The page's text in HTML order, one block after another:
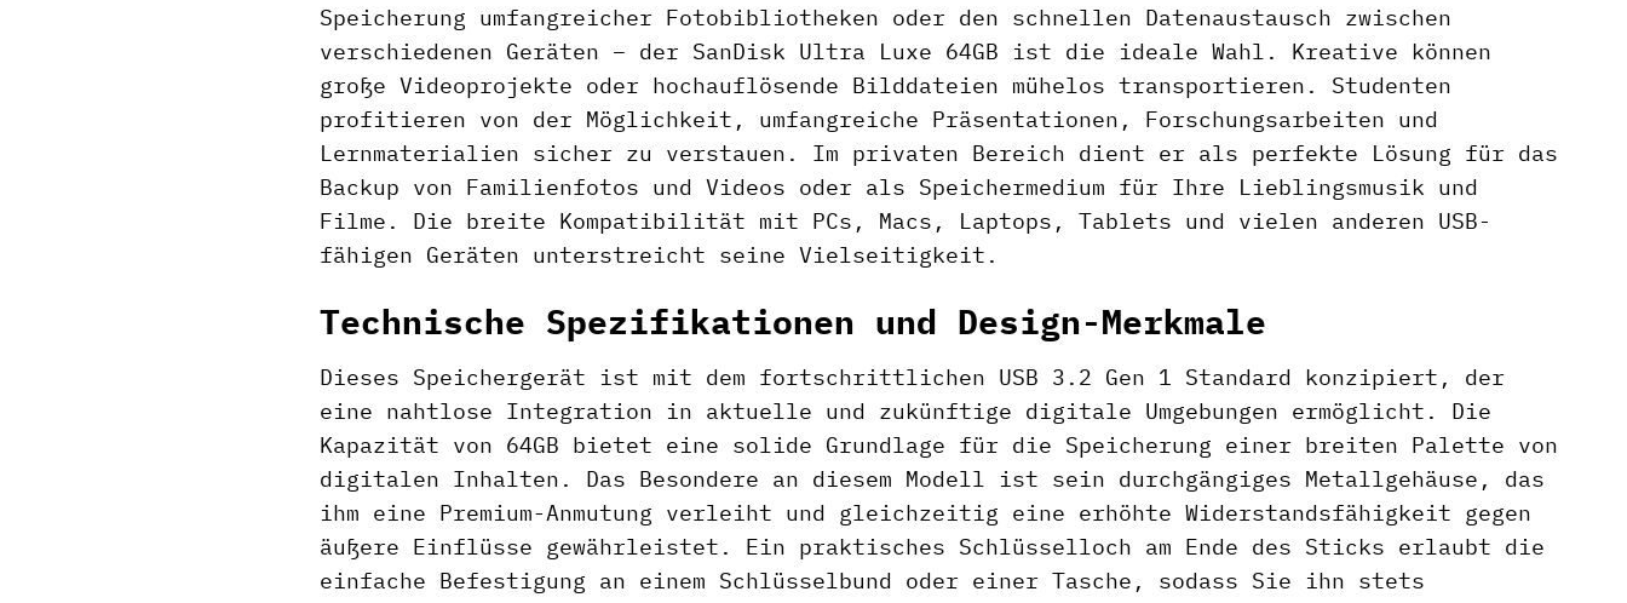
Speicherung umfangreicher Fotobibliotheken oder den schnellen Datenaustausch zwischen
verschiedenen Geräten – der SanDisk Ultra Luxe 64GB ist die ideale Wahl. Kreative können
große Videoprojekte oder hochauflösende Bilddateien mühelos transportieren. Studenten
profitieren von der Möglichkeit, umfangreiche Präsentationen, Forschungsarbeiten und
Lernmaterialien sicher zu verstauen. Im privaten Bereich dient er als perfekte Lösung für das
Backup von Familienfotos und Videos oder als Speichermedium für Ihre Lieblingsmusik und
Filme. Die breite Kompatibilität mit PCs, Macs, Laptops, Tablets und vielen anderen USB-
fähigen Geräten unterstreicht seine Vielseitigkeit.
Technische Spezifikationen und Design-Merkmale
Dieses Speichergerät ist mit dem fortschrittlichen USB 3.2 Gen 1 Standard konzipiert, der
eine nahtlose Integration in aktuelle und zukünftige digitale Umgebungen ermöglicht. Die
Kapazität von 64GB bietet eine solide Grundlage für die Speicherung einer breiten Palette von
digitalen Inhalten. Das Besondere an diesem Modell ist sein durchgängiges Metallgehäuse, das
ihm eine Premium-Anmutung verleiht und gleichzeitig eine erhöhte Widerstandsfähigkeit gegen
äußere Einflüsse gewährleistet. Ein praktisches Schlüsselloch am Ende des Sticks erlaubt die
einfache Befestigung an einem Schlüsselbund oder einer Tasche, sodass Sie ihn stets